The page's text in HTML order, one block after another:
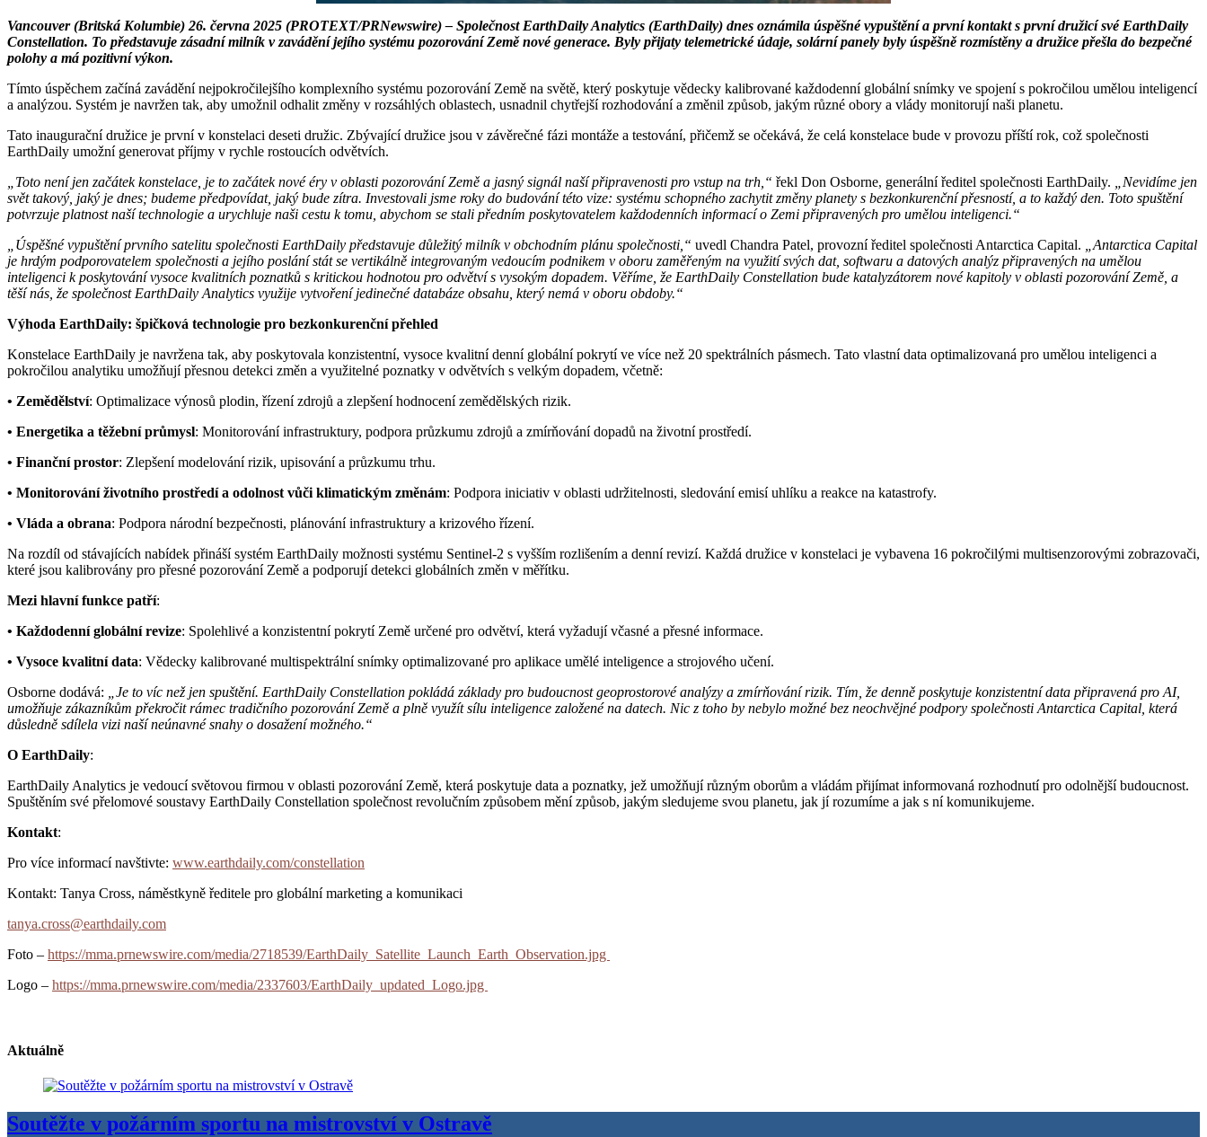
Vancouver (Britská Kolumbie) 26. června 2025 (PROTEXT/PRNewswire) – Společnost EarthDaily Analytics (EarthDaily) dnes oznámila úspěšné vypuštění a první kontakt s první družicí své EarthDaily
Constellation. To představuje zásadní milník v zavádění jejího systému pozorování Země nové generace. Byly přijaty telemetrické údaje, solární panely byly úspěšně rozmístěny a družice přešla do bezpečné
polohy a má pozitivní výkon.
Tímto úspěchem začíná zavádění nejpokročilejšího komplexního systému pozorování Země na světě, který poskytuje vědecky kalibrované každodenní globální snímky ve spojení s pokročilou umělou inteligencí
a analýzou. Systém je navržen tak, aby umožnil odhalit změny v rozsáhlých oblastech, usnadnil chytřejší rozhodování a změnil způsob, jakým různé obory a vlády monitorují naši planetu.
Tato inaugurační družice je první v konstelaci deseti družic. Zbývající družice jsou v závěrečné fázi montáže a testování, přičemž se očekává, že celá konstelace bude v provozu příští rok, což společnosti
EarthDaily umožní generovat příjmy v rychle rostoucích odvětvích.
„Toto není jen začátek konstelace, je to začátek nové éry v oblasti pozorování Země a jasný signál naší připravenosti pro vstup na trh,“ řekl Don Osborne, generální ředitel společnosti EarthDaily.
„Nevidíme jen
svět takový, jaký je dnes; budeme předpovídat, jaký bude zítra. Investovali jsme roky do budování této vize: systému schopného zachytit změny planety s bezkonkurenční přesností, a to každý den. Toto spuštění
potvrzuje platnost naší technologie a urychluje naši cestu k tomu, abychom se stali předním poskytovatelem každodenních informací o Zemi připravených pro umělou inteligenci.“
„Úspěšné vypuštění prvního satelitu společnosti EarthDaily představuje důležitý milník v obchodním plánu společnosti,“ uvedl Chandra Patel, provozní ředitel společnosti Antarctica Capital.
„Antarctica Capital
je hrdým podporovatelem společnosti a jejího poslání stát se vertikálně integrovaným vedoucím podnikem v oboru zaměřeným na využití svých dat, softwaru a datových analýz připravených na umělou
inteligenci k poskytování vysoce kvalitních poznatků s kritickou hodnotou pro odvětví s vysokým dopadem. Věříme, že EarthDaily Constellation bude katalyzátorem nové kapitoly v oblasti pozorování Země, a
těší nás, že společnost EarthDaily Analytics využije vytvoření jedinečné databáze obsahu, který nemá v oboru obdoby.“
Výhoda EarthDaily: špičková technologie pro bezkonkurenční přehled
Konstelace EarthDaily je navržena tak, aby poskytovala konzistentní, vysoce kvalitní denní globální pokrytí ve více než 20 spektrálních pásmech. Tato vlastní data optimalizovaná pro umělou inteligenci a
pokročilou analytiku umožňují přesnou detekci změn a využitelné poznatky v odvětvích s velkým dopadem, včetně:
• Zemědělství: Optimalizace výnosů plodin, řízení zdrojů a zlepšení hodnocení zemědělských rizik.
• Energetika a těžební průmysl: Monitorování infrastruktury, podpora průzkumu zdrojů a zmírňování dopadů na životní prostředí.
• Finanční prostor: Zlepšení modelování rizik, upisování a průzkumu trhu.
• Monitorování životního prostředí a odolnost vůči klimatickým změnám: Podpora iniciativ v oblasti udržitelnosti, sledování emisí uhlíku a reakce na katastrofy.
• Vláda a obrana: Podpora národní bezpečnosti, plánování infrastruktury a krizového řízení.
Na rozdíl od stávajících nabídek přináší systém EarthDaily možnosti systému Sentinel-2 s vyšším rozlišením a denní revizí. Každá družice v konstelaci je vybavena 16 pokročilými multisenzorovými zobrazovači,
které jsou kalibrovány pro přesné pozorování Země a podporují detekci globálních změn v měřítku.
Mezi hlavní funkce patří:
• Každodenní globální revize: Spolehlivé a konzistentní pokrytí Země určené pro odvětví, která vyžadují včasné a přesné informace.
• Vysoce kvalitní data: Vědecky kalibrované multispektrální snímky optimalizované pro aplikace umělé inteligence a strojového učení.
Osborne dodává:
„Je to víc než jen spuštění. EarthDaily Constellation pokládá základy pro budoucnost geoprostorové analýzy a zmírňování rizik. Tím, že denně poskytuje konzistentní data připravená pro AI,
umožňuje zákazníkům překročit rámec tradičního pozorování Země a plně využít sílu inteligence založené na datech. Nic z toho by nebylo možné bez neochvějné podpory společnosti Antarctica Capital, která
důsledně sdílela vizi naší neúnavné snahy o dosažení možného.“
O EarthDaily:
EarthDaily Analytics je vedoucí světovou firmou v oblasti pozorování Země, která poskytuje data a poznatky, jež umožňují různým oborům a vládám přijímat informovaná rozhodnutí pro odolnější budoucnost.
Spuštěním své přelomové soustavy EarthDaily Constellation společnost revolučním způsobem mění způsob, jakým sledujeme svou planetu, jak jí rozumíme a jak s ní komunikujeme.
Kontakt:
Pro více informací navštivte: www.earthdaily.com/constellation
Kontakt: Tanya Cross, náměstkyně ředitele pro globální marketing a komunikaci
tanya.cross@earthdaily.com
Foto – https://mma.prnewswire.com/media/2718539/EarthDaily_Satellite_Launch_Earth_Observation.jpg
Logo – https://mma.prnewswire.com/media/2337603/EarthDaily_updated_Logo.jpg
Aktuálně
Soutěžte v požárním sportu na mistrovství v Ostravě